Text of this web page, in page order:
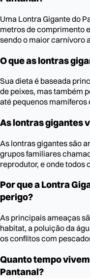
Uma Lontra Gigante do
metros de comprimento
sendo o maior carnívoro
O que as lontras
Sua dieta é baseada
de peixes, mas também
até pequenos mamíferos
As lontras gigantes
As lontras gigantes são
grupos familiares
reprodutor, e onde todos
Por que a Lontra
perigo?
As principais ameaças
habitat, a poluição da
os conflitos com
Quanto tempo
Pantanal?